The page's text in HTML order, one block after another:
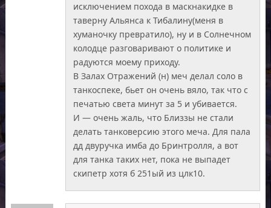
исключением похода в маскнакидке в
таверну Альянса к Тибалину(меня в
хуманочку превратило), ну и в Солнечном
колодце разговаривают о политике и
радуются моему приходу.
В Залах Отражений (н) меч делал соло в
танкоспеке, бьет он очень вяло, так что с
печатью света минут за 5 и убивается.
И — очень жаль, что Близзы не стали
делать танковерсию этого меча. Для пала
дд двуручка имба до Бринтролля, а вот
для танка таких нет, пока не выпадет
скипетр хотя б 251ый из цлк10.